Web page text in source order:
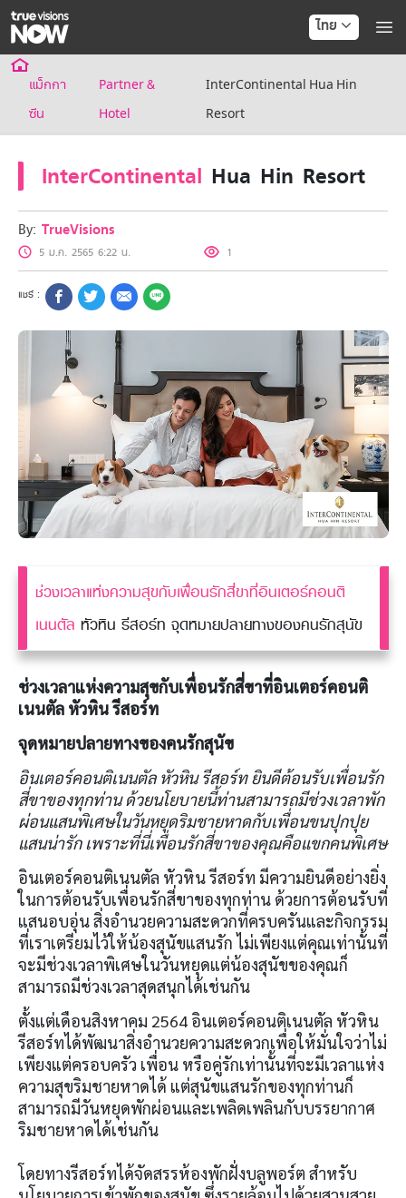
ไทย
แม็กกา
ซีน
Partner &
Hotel
InterContinental Hua Hin
Resort
InterContinental Hua Hin Resort
By: TrueVisions
5 ม.ค. 2565 6:22 น. 1
ช่วงเวลาแห่งความสุขกับเพื่อนรักสี่ขาที่อินเตอร์คอนติ
เนนตัล หัวหิน รีสอร์ท จุดหมายปลายทางของคนรักสุนัข
ช่วงเวลาแห่งความสุขกับเพื่อนรักสี่ขาที่อินเตอร์คอนติ
เนนตัล หัวหิน รีสอร์ท
จุดหมายปลายทางของคนรักสุนัข
อินเตอร์คอนติเนนตัล หัวหิน รีสอร์ท ยินดีต้อนรับเพื่อนรัก
สี่ขาของทุกท่าน ด้วยนโยบายนี้ท่านสามารถมีช่วงเวลาพัก
ผ่อนแสนพิเศษในวันหยุดริมชายหาดกับเพื่อนขนปุกปุย
แสนน่ารัก เพราะที่นี่เพื่อนรักสี่ขาของคุณคือแขกคนพิเศษ
อินเตอร์คอนติเนนตัล หัวหิน รีสอร์ท มีความยินดีอย่างยิ่ง
ในการต้อนรับเพื่อนรักสี่ขาของทุกท่าน ด้วยการต้อนรับที่
แสนอบอุ่น สิ่งอำนวยความสะดวกที่ครบครันและกิจกรรม
ที่เราเตรียมไว้ให้น้องสุนัขแสนรัก ไม่เพียงแต่คุณเท่านั้นที่
จะมีช่วงเวลาพิเศษในวันหยุดแต่น้องสุนัขของคุณก็
สามารถมีช่วงเวลาสุดสนุกได้เช่นกัน
ตั้งแต่เดือนสิงหาคม 2564 อินเตอร์คอนติเนนตัล หัวหิน
รีสอร์ทได้พัฒนาสิ่งอำนวยความสะดวกเพื่อให้มั่นใจว่าไม่
เพียงแต่ครอบครัว เพื่อน หรือคู่รักเท่านั้นที่จะมีเวลาแห่ง
ความสุขริมชายหาดได้ แต่สุนัขแสนรักของทุกท่านก็
สามารถมีวันหยุดพักผ่อนและเพลิดเพลินกับบรรยากาศ
ริมชายหาดได้เช่นกัน
โดยทางรีสอร์ทได้จัดสรรห้องพักฝั่งบลูพอร์ต สำหรับ